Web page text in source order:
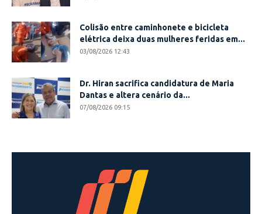
Colisão entre caminhonete e bicicleta
elétrica deixa duas mulheres feridas em...
03/08/2026 12:43
Dr. Hiran sacrifica candidatura de Maria
Dantas e altera cenário da...
07/08/2026 09:15